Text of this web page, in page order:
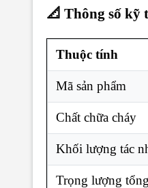
📐 Thông số kỹ
Thuộc tính
Mã sản phẩm
Chất chữa cháy
Khối lượng tác
Trọng lượng tổng